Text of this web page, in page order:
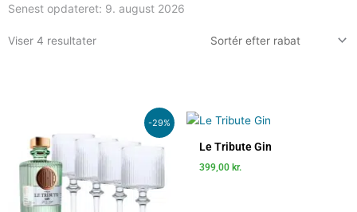
Senest opdateret: 9. august 2026
Viser 4 resultater
-29%
pris
pris
709,00 kr..
Le Tribute Gin
399,00 kr.